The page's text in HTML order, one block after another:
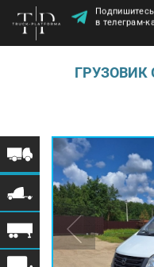
в телеграм-
ГРУЗОВИК